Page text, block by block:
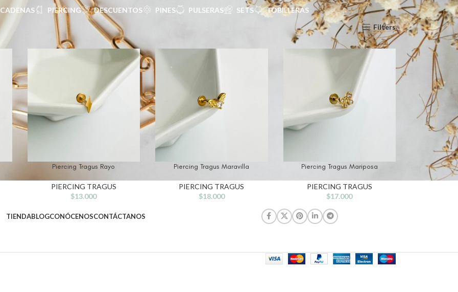
CADENAS PIERCING DESCUENTOS PINES PULSERAS SETS
TOBILLERAS
18 24 Filters
Piercing Tragus Rayo
PIERCING TRAGUS
$13.000
Piercing Tragus Maravilla
PIERCING TRAGUS
$18.000
Piercing Tragus Mariposa
PIERCING TRAGUS
$17.000
TIENDABLOGCONÓCENOSCONTÁCTANOS